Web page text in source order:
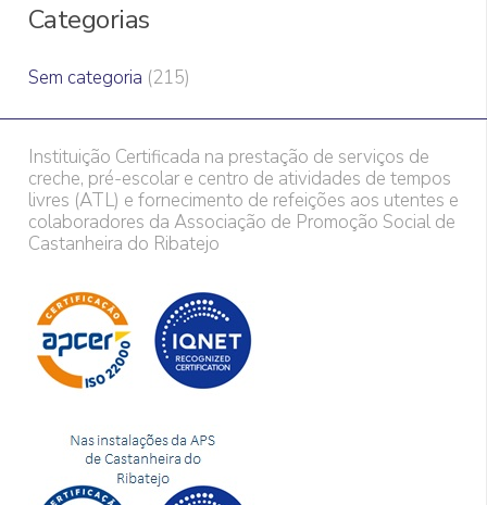
Categorias
Sem categoria (215)
Instituição Certificada na prestação de serviços de
creche, pré-escolar e centro de atividades de tempos
livres (ATL) e fornecimento de refeições aos utentes e
colaboradores da Associação de Promoção Social de
Castanheira do Ribatejo